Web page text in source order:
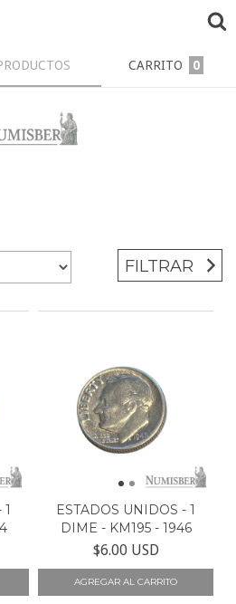
CARRITO 0
FILTRAR
ESTADOS UNIDOS - 1
DIME - KM195 - 1946
$6.00 USD